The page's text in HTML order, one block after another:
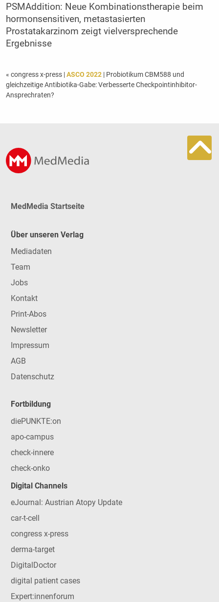
PSMAddition: Neue Kombinationstherapie beim
hormonsensitiven, metastasierten
Prostatakarzinom zeigt vielversprechende
Ergebnisse
« congress x-press |ASCO 2022| Probiotikum CBM588 und
gleichzeitige Antibiotika-Gabe: Verbesserte Checkpointinhibitor-
Ansprechraten?
MedMedia Startseite
Über unseren Verlag
Mediadaten
Team
Jobs
Kontakt
Print-Abos
Newsletter
Impressum
AGB
Datenschutz
Fortbildung
diePUNKTE:on
apo-campus
check-innere
check-onko
Digital Channels
eJournal: Austrian Atopy Update
car-t-cell
congress x-press
derma-target
DigitalDoctor
digital patient cases
Expert:innenforum